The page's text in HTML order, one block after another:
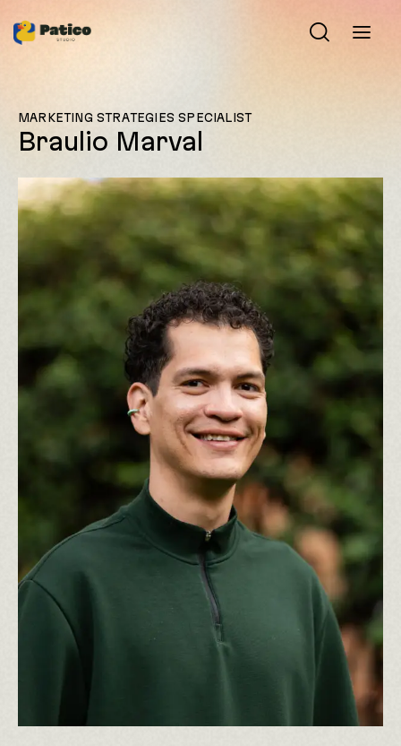
MARKETING STRATEGIES SPECIALIST
Braulio Marval